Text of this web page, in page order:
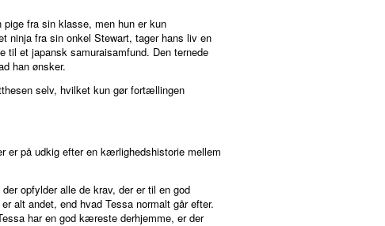
fra sin klasse, men hun er kun
ninja fra sin onkel Stewart, tager hans liv en
til et japansk samuraisamfund. Den ternede
han ønsker.
selv, hvilket kun gør fortællingen
er på udkig efter en kærlighedshistorie mellem
opfylder alle de krav, der er til en god
alt andet, end hvad Tessa normalt går efter.
har en god kæreste derhjemme, er der